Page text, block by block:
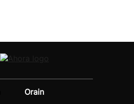
Orain